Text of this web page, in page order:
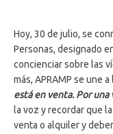
Hoy, 30 de julio, se
Personas, designado
concienciar sobre las
más, APRAMP se une
está en venta. Por una
la voz y recordar que
venta o alquiler y